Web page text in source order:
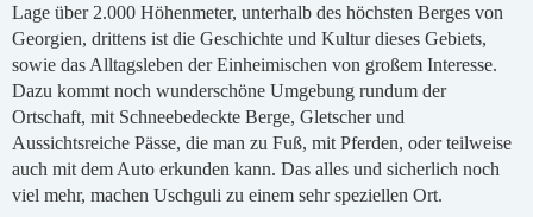
Lage über 2.000 Höhenmeter, unterhalb des höchsten Berges von
Georgien, drittens ist die Geschichte und Kultur dieses Gebiets,
sowie das Alltagsleben der Einheimischen von großem Interesse.
Dazu kommt noch wunderschöne Umgebung rundum der
Ortschaft, mit Schneebedeckte Berge, Gletscher und
Aussichtsreiche Pässe, die man zu Fuß, mit Pferden, oder teilweise
auch mit dem Auto erkunden kann. Das alles und sicherlich noch
viel mehr, machen Uschguli zu einem sehr speziellen Ort.